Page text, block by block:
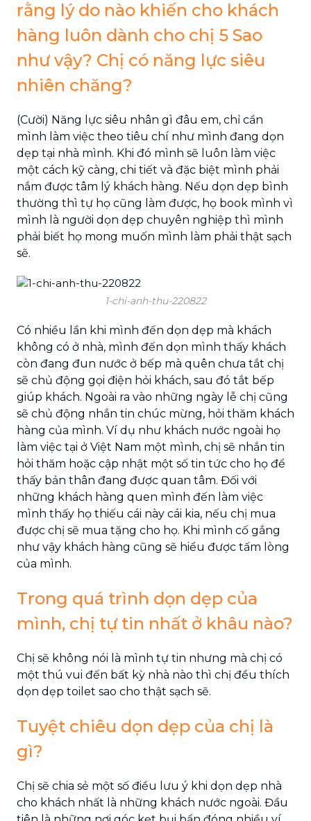
rằng lý do nào khiến cho khách
hàng luôn dành cho chị 5 Sao
như vậy? Chị có năng lực siêu
nhiên chăng?
(Cười) Năng lực siêu nhân gì đâu em, chỉ cần
mình làm việc theo tiêu chí như mình đang dọn
dẹp tại nhà mình. Khi đó mình sẽ luôn làm việc
một cách kỹ càng, chi tiết và đặc biệt mình phải
nắm được tâm lý khách hàng. Nếu dọn dẹp bình
thường thì tự họ cũng làm được, họ book mình vì
mình là người dọn dẹp chuyên nghiệp thì mình
phải biết họ mong muốn mình làm phải thật sạch
sẽ.
1-chi-anh-thu-220822
Có nhiều lần khi mình đến dọn dẹp mà khách
không có ở nhà, mình đến dọn mình thấy khách
còn đang đun nước ở bếp mà quên chưa tắt chị
sẽ chủ động gọi điện hỏi khách, sau đó tắt bếp
giúp khách. Ngoài ra vào những ngày lễ chị cũng
sẽ chủ động nhắn tin chúc mừng, hỏi thăm khách
hàng của mình. Ví dụ như khách nước ngoài họ
làm việc tại ở Việt Nam một mình, chị sẽ nhắn tin
hỏi thăm hoặc cập nhật một số tin tức cho họ để
thấy bản thân đang được quan tâm. Đối với
những khách hàng quen mình đến làm việc
mình thấy họ thiếu cái này cái kia, nếu chị mua
được chị sẽ mua tặng cho họ. Khi mình cố gắng
như vậy khách hàng cũng sẽ hiểu được tấm lòng
của mình.
Trong quá trình dọn dẹp của
mình, chị tự tin nhất ở khâu nào?
Chị sẽ không nói là mình tự tin nhưng mà chị có
một thú vui đến bất kỳ nhà nào thì chị đều thích
dọn dẹp toilet sao cho thật sạch sẽ.
Tuyệt chiêu dọn dẹp của chị là
gì?
Chị sẽ chia sẻ một số điều lưu ý khi dọn dẹp nhà
cho khách nhất là những khách nước ngoài. Đầu